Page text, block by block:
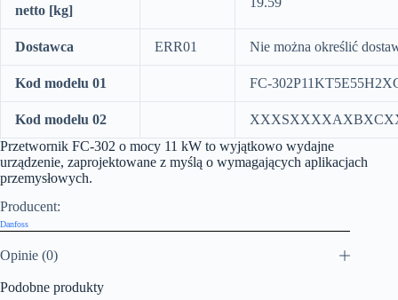
netto [kg]
Dostawca ERR01 Nie można określić
Kod modelu 01 FC-
Kod modelu 02
Przetwornik FC-302 o mocy 11 kW to wyjątkowo wydajne
urządzenie, zaprojektowane z myślą o wymagających aplikacjach
przemysłowych.
Producent:
Danfoss
Opinie (0)
Podobne produkty